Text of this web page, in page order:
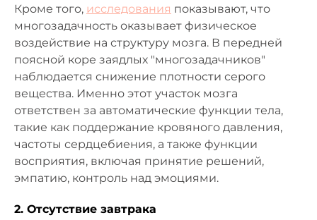
Кроме того, исследования показывают, что
многозадачность оказывает физическое
воздействие на структуру мозга. В передней
поясной коре заядлых "многозадачников"
наблюдается снижение плотности серого
вещества. Именно этот участок мозга
ответствен за автоматические функции тела,
такие как поддержание кровяного давления,
частоты сердцебиения, а также функции
восприятия, включая принятие решений,
эмпатию, контроль над эмоциями.
2. Отсутствие завтрака